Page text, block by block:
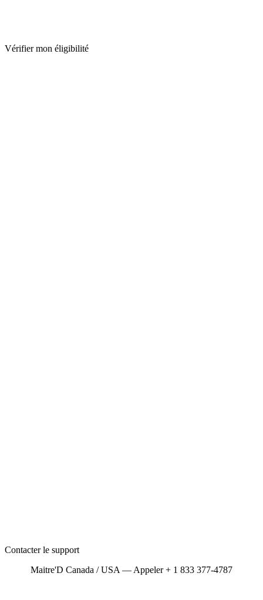
Vérifier mon éligibilité
Contacter le support
Maitre'D Canada / USA — Appeler + 1 833 377-4787